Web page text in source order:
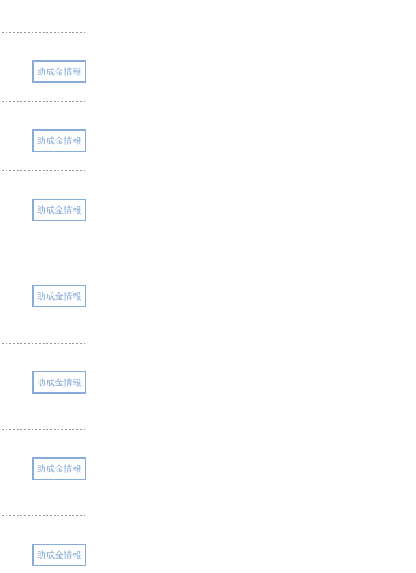
助成金情報
助成金情報
助成金情報
助成金情報
助成金情報
助成金情報
助成金情報